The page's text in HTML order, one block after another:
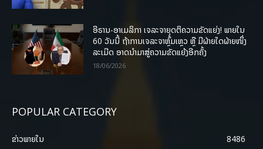
ອີຣານ-ອາເມລິກາ ເຈລະຈາຍຸດຕິຄວາມຂັດແຍ່ງ! ພາຍໃນ
60 ວັນນີ້ ຖ້າການເຈລະຈາຫຼົ້ມເຫຼວ ຫຼື ມີຝ່າຍໃດຝ່າຍໜຶ່ງ
ລະເມີດ ອາດນໍາມາສູ່ຄວາມຂັດແຍ້ງອີກຄັ້ງ
18/06/2026
POPULAR CATEGORY
ຂ່າວພາຍ​ໃນ
8486